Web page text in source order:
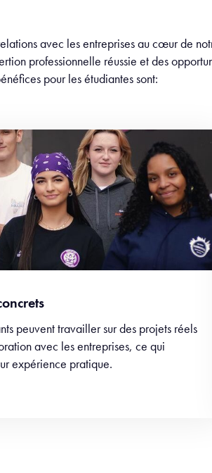
avec les entreprises au cœur de
professionnelle réussie et des
pour les étudiantes sont:
peuvent travailler sur des projets réels
avec les entreprises, ce qui
expérience pratique.